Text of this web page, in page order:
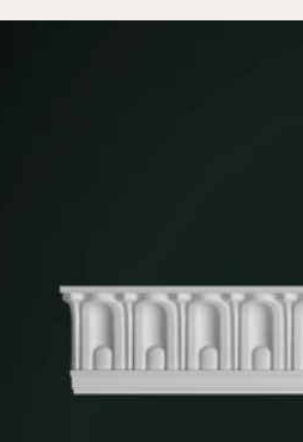
для акцентирования периметра
«ЭКОЛЕПНИНА»